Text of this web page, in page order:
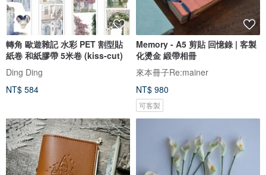
轉角 歐遊雜記 水彩 PET 割型貼
紙卷 和紙膠帶 5米卷 (kiss-cut)
Ding Ding
NT$ 584
Memory - A5 剪貼 回憶錄 | 客製
化燙金 緞帶相冊
來本冊子Re:mainer
NT$ 980
可客製